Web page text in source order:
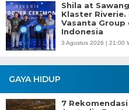
Shila at
Klaster
Vasanta Group
Indonesia
3 Agustus 2026 | 21:00
GAYA HIDUP
7